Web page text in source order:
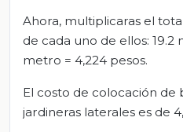
Ahora, multiplicaras el
de cada uno de ellos: 19.2
metro = 4,224 pesos.
El costo de colocación de
jardineras laterales es de